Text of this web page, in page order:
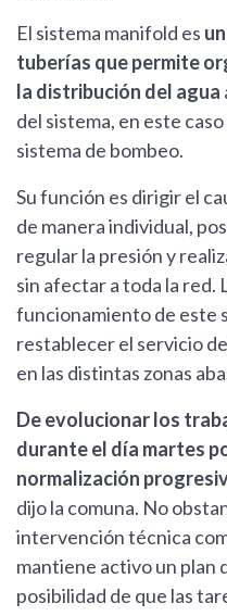
El sistema manifold es
tuberías que permite
la distribución del agua
del sistema, en este
sistema de bombeo.
Su función es dirigir el
de manera individual,
regular la presión y
sin afectar a toda la red.
funcionamiento de este
restablecer el servicio
en las distintas zonas
De evolucionar los
durante el día martes
normalización
dijo la comuna. No
intervención técnica
mantiene activo un plan
posibilidad de que las